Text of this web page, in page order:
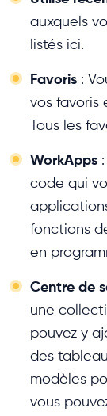
auxquels
listés ici.
Favoris :
vos favoris
Tous les
WorkApps
code qui
fonctions
en
Centre de
une
pouvez y
des
modèles
vous